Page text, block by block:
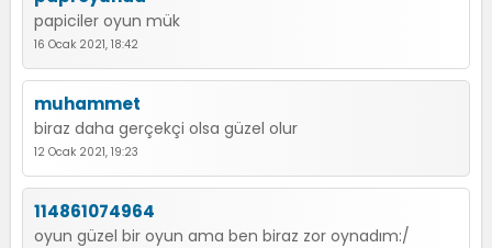
papiciler oyun mük
16 Ocak 2021, 18:42
muhammet
biraz daha gerçekçi olsa güzel olur
12 Ocak 2021, 19:23
114861074964
oyun güzel bir oyun ama ben biraz zor oynadım:/